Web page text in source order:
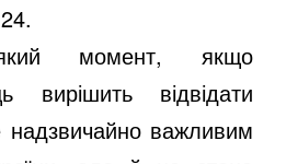
момент, якщо
вирішить відвідати
надзвичайно важливим